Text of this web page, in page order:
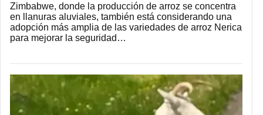
Zimbabwe, donde la producción de arroz se concentra
en llanuras aluviales, también está considerando una
adopción más amplia de las variedades de arroz Nerica
para mejorar la seguridad…